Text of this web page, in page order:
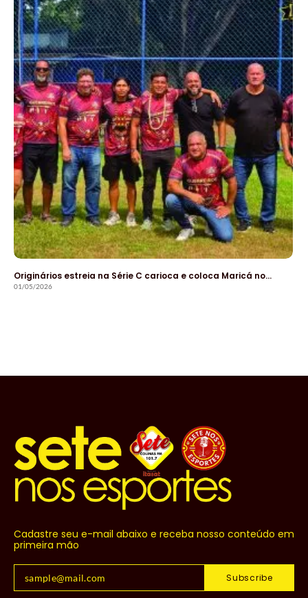
Originários estreia na Série C carioca e coloca Maricá no…
01/05/2026
Cadastre seu e-mail abaixo e receba nosso conteúdo em
primeira mão
Subscribe